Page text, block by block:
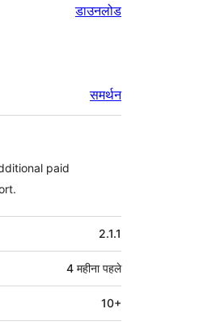
डाउनलोड
समर्थन
paid
2.1.1
4 महीनापहले
10+